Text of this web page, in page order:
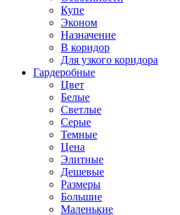
Купе
Эконом
Назначение
В коридор
Для узкого коридора
Гардеробные
Цвет
Белые
Светлые
Серые
Темные
Цена
Элитные
Дешевые
Размеры
Большие
Маленькие